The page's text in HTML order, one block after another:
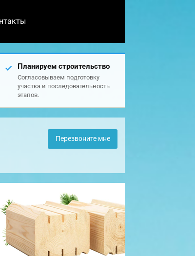
Планируем строительство
Согласовываем подготовку
участка и последовательность
этапов.
Перезвоните мне